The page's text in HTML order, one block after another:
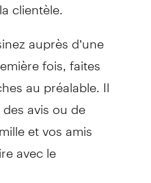
auprès d’une
fois, faites
au préalable. Il
avis ou de
et vos amis
avec le